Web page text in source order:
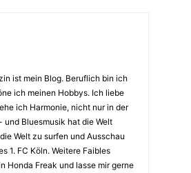
ist mein Blog. Beruflich bin ich
ich meinen Hobbys. Ich liebe
ich Harmonie, nicht nur in der
Bluesmusik hat die Welt
Welt zu surfen und Ausschau
1. FC Köln. Weitere Faibles
Honda Freak und lasse mir gerne